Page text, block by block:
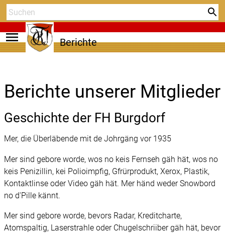
menu Berichte
Berichte unserer Mitglieder
Geschichte der FH Burgdorf
Mer, die Überläbende mit de Johrgäng vor 1935
Mer sind gebore worde, wos no keis Fernseh gäh hät, wos no
keis Penizillin, kei Polioimpfig, Gfrürprodukt, Xerox, Plastik,
Kontaktlinse oder Video gäh hät. Mer händ weder Snowbord
no d'Pille kännt.
Mer sind gebore worde, bevors Radar, Kreditcharte,
Atomspaltig, Laserstrahle oder Chugelschriiber gäh hät, bevor